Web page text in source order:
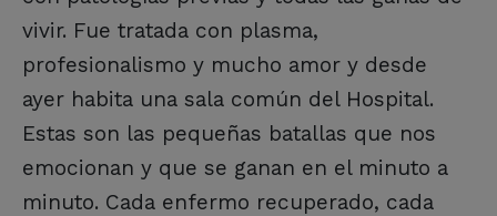
vivir. Fue tratada con plasma,
profesionalismo y mucho amor y desde
ayer habita una sala común del Hospital.
Estas son las pequeñas batallas que nos
emocionan y que se ganan en el minuto a
minuto. Cada enfermo recuperado, cada